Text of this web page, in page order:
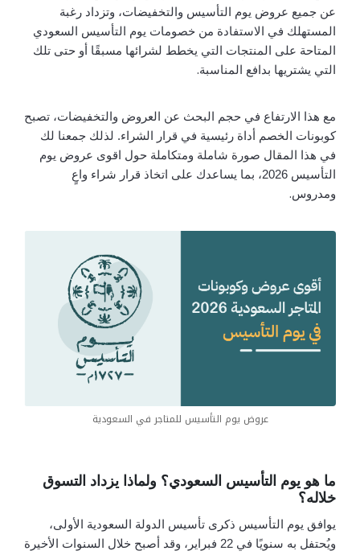
عن جميع عروض يوم التأسيس والتخفيضات، وتزداد رغبة
المستهلك في الاستفادة من خصومات يوم التأسيس السعودي
المتاحة على المنتجات التي يخطط لشرائها مسبقًا أو حتى تلك
التي يشتريها بدافع المناسبة.
مع هذا الارتفاع في حجم البحث عن العروض والتخفيضات، تصبح
كوبونات الخصم أداة رئيسية في قرار الشراء. لذلك جمعنا لك
في هذا المقال صورة شاملة ومتكاملة حول اقوى عروض يوم
التأسيس 2026، بما يساعدك على اتخاذ قرار شراء واعٍ
ومدروس.
عروض يوم التأسيس للمتاجر في السعودية
ما هو يوم التأسيس السعودي؟ ولماذا يزداد التسوق
خلاله؟
يوافق يوم التأسيس ذكرى تأسيس الدولة السعودية الأولى،
ويُحتفل به سنويًا في 22 فبراير، وقد أصبح خلال السنوات الأخيرة